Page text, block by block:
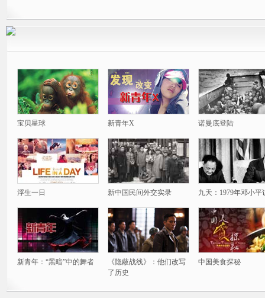
宝贝星球 新青年X 诺曼底登陆
浮生一日 新中国民间外交实录 九天：1979年邓小平
新青年：“黑暗”中的舞者
《隐蔽战线》：他们改写
了历史
中国美食探秘